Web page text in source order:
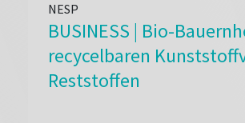
NESP
BUSINESS | Bio-
recycelbaren
Reststoffen